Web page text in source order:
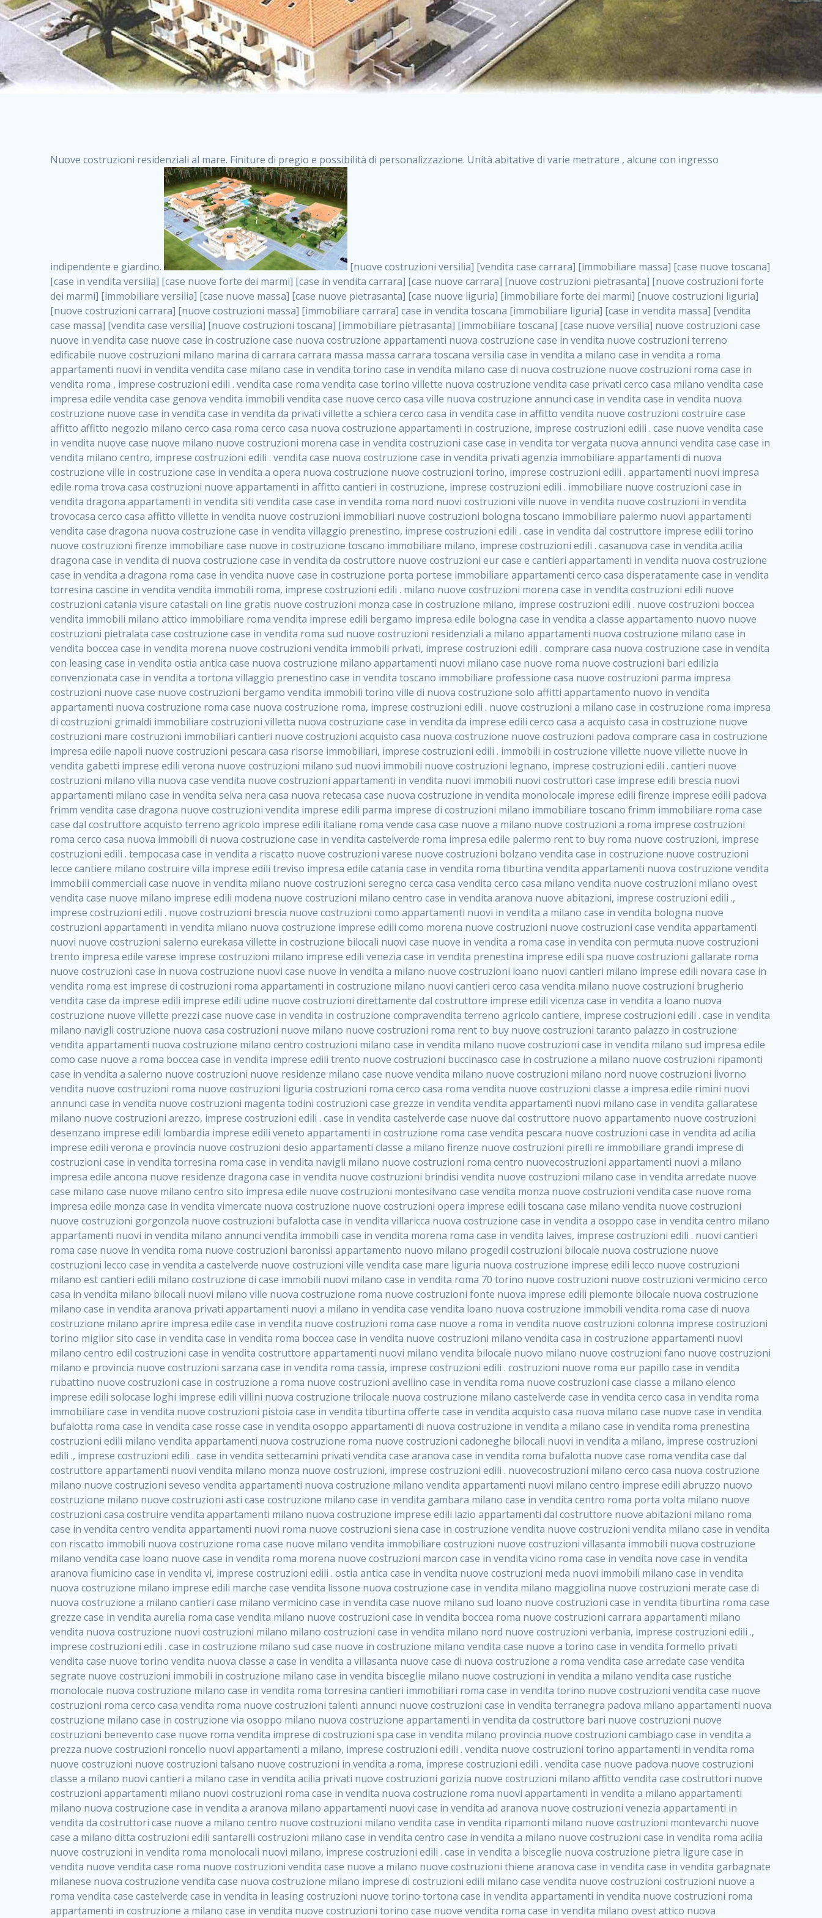
Nuove costruzioni residenziali al mare. Finiture di pregio e possibilità di personalizzazione. Unità abitative di varie metrature , alcune con ingresso
indipendente e giardino. [nuove costruzioni versilia] [vendita case carrara] [immobiliare massa] [case nuove toscana] [case in vendita versilia] [case nuove forte dei marmi] [case in vendita carrara] [case nuove carrara] [nuove costruzioni pietrasanta] [nuove costruzioni forte dei marmi] [immobiliare versilia] [case nuove massa] [case nuove pietrasanta] [case nuove liguria] [immobiliare forte dei marmi] [nuove costruzioni liguria] [nuove costruzioni carrara] [nuove costruzioni massa] [immobiliare carrara] case in vendita toscana [immobiliare liguria] [case in vendita massa] [vendita case massa] [vendita case versilia] [nuove costruzioni toscana] [immobiliare pietrasanta] [immobiliare toscana] [case nuove versilia] nuove costruzioni case nuove in vendita case nuove case in costruzione case nuova costruzione appartamenti nuova costruzione case in vendita nuove costruzioni terreno edificabile nuove costruzioni milano marina di carrara carrara massa massa carrara toscana versilia case in vendita a milano case in vendita a roma appartamenti nuovi in vendita vendita case milano case in vendita torino case in vendita milano case di nuova costruzione nuove costruzioni roma case in vendita roma , imprese costruzioni edili . vendita case roma vendita case torino villette nuova costruzione vendita case privati cerco casa milano vendita case impresa edile vendita case genova vendita immobili vendita case nuove cerco casa ville nuova costruzione annunci case in vendita case in vendita nuova costruzione nuove case in vendita case in vendita da privati villette a schiera cerco casa in vendita case in affitto vendita nuove costruzioni costruire case affitto affitto negozio milano cerco casa roma cerco casa nuova costruzione appartamenti in costruzione, imprese costruzioni edili . case nuove vendita case in vendita nuove case nuove milano nuove costruzioni morena case in vendita costruzioni case case in vendita tor vergata nuova annunci vendita case case in vendita milano centro, imprese costruzioni edili . vendita case nuova costruzione case in vendita privati agenzia immobiliare appartamenti di nuova costruzione ville in costruzione case in vendita a opera nuova costruzione nuove costruzioni torino, imprese costruzioni edili . appartamenti nuovi impresa edile roma trova casa costruzioni nuove appartamenti in affitto cantieri in costruzione, imprese costruzioni edili . immobiliare nuove costruzioni case in vendita dragona appartamenti in vendita siti vendita case case in vendita roma nord nuovi costruzioni ville nuove in vendita nuove costruzioni in vendita trovocasa cerco casa affitto villette in vendita nuove costruzioni immobiliari nuove costruzioni bologna toscano immobiliare palermo nuovi appartamenti vendita case dragona nuova costruzione case in vendita villaggio prenestino, imprese costruzioni edili . case in vendita dal costruttore imprese edili torino nuove costruzioni firenze immobiliare case nuove in costruzione toscano immobiliare milano, imprese costruzioni edili . casanuova case in vendita acilia dragona case in vendita di nuova costruzione case in vendita da costruttore nuove costruzioni eur case e cantieri appartamenti in vendita nuova costruzione case in vendita a dragona roma case in vendita nuove case in costruzione porta portese immobiliare appartamenti cerco casa disperatamente case in vendita torresina cascine in vendita vendita immobili roma, imprese costruzioni edili . milano nuove costruzioni morena case in vendita costruzioni edili nuove costruzioni catania visure catastali on line gratis nuove costruzioni monza case in costruzione milano, imprese costruzioni edili . nuove costruzioni boccea vendita immobili milano attico immobiliare roma vendita imprese edili bergamo impresa edile bologna case in vendita a classe appartamento nuovo nuove costruzioni pietralata case costruzione case in vendita roma sud nuove costruzioni residenziali a milano appartamenti nuova costruzione milano case in vendita boccea case in vendita morena nuove costruzioni vendita immobili privati, imprese costruzioni edili . comprare casa nuova costruzione case in vendita con leasing case in vendita ostia antica case nuova costruzione milano appartamenti nuovi milano case nuove roma nuove costruzioni bari edilizia convenzionata case in vendita a tortona villaggio prenestino case in vendita toscano immobiliare professione casa nuove costruzioni parma impresa costruzioni nuove case nuove costruzioni bergamo vendita immobili torino ville di nuova costruzione solo affitti appartamento nuovo in vendita appartamenti nuova costruzione roma case nuova costruzione roma, imprese costruzioni edili . nuove costruzioni a milano case in costruzione roma impresa di costruzioni grimaldi immobiliare costruzioni villetta nuova costruzione case in vendita da imprese edili cerco casa a acquisto casa in costruzione nuove costruzioni mare costruzioni immobiliari cantieri nuove costruzioni acquisto casa nuova costruzione nuove costruzioni padova comprare casa in costruzione impresa edile napoli nuove costruzioni pescara casa risorse immobiliari, imprese costruzioni edili . immobili in costruzione villette nuove villette nuove in vendita gabetti imprese edili verona nuove costruzioni milano sud nuovi immobili nuove costruzioni legnano, imprese costruzioni edili . cantieri nuove costruzioni milano villa nuova case vendita nuove costruzioni appartamenti in vendita nuovi immobili nuovi costruttori case imprese edili brescia nuovi appartamenti milano case in vendita selva nera casa nuova retecasa case nuova costruzione in vendita monolocale imprese edili firenze imprese edili padova frimm vendita case dragona nuove costruzioni vendita imprese edili parma imprese di costruzioni milano immobiliare toscano frimm immobiliare roma case case dal costruttore acquisto terreno agricolo imprese edili italiane roma vende casa case nuove a milano nuove costruzioni a roma imprese costruzioni roma cerco casa nuova immobili di nuova costruzione case in vendita castelverde roma impresa edile palermo rent to buy roma nuove costruzioni, imprese costruzioni edili . tempocasa case in vendita a riscatto nuove costruzioni varese nuove costruzioni bolzano vendita case in costruzione nuove costruzioni lecce cantiere milano costruire villa imprese edili treviso impresa edile catania case in vendita roma tiburtina vendita appartamenti nuova costruzione vendita immobili commerciali case nuove in vendita milano nuove costruzioni seregno cerca casa vendita cerco casa milano vendita nuove costruzioni milano ovest vendita case nuove milano imprese edili modena nuove costruzioni milano centro case in vendita aranova nuove abitazioni, imprese costruzioni edili ., imprese costruzioni edili . nuove costruzioni brescia nuove costruzioni como appartamenti nuovi in vendita a milano case in vendita bologna nuove costruzioni appartamenti in vendita milano nuova costruzione imprese edili como morena nuove costruzioni nuove costruzioni case vendita appartamenti nuovi nuove costruzioni salerno eurekasa villette in costruzione bilocali nuovi case nuove in vendita a roma case in vendita con permuta nuove costruzioni trento impresa edile varese imprese costruzioni milano imprese edili venezia case in vendita prenestina imprese edili spa nuove costruzioni gallarate roma nuove costruzioni case in nuova costruzione nuovi case nuove in vendita a milano nuove costruzioni loano nuovi cantieri milano imprese edili novara case in vendita roma est imprese di costruzioni roma appartamenti in costruzione milano nuovi cantieri cerco casa vendita milano nuove costruzioni brugherio vendita case da imprese edili imprese edili udine nuove costruzioni direttamente dal costruttore imprese edili vicenza case in vendita a loano nuova costruzione nuove villette prezzi case nuove case in vendita in costruzione compravendita terreno agricolo cantiere, imprese costruzioni edili . case in vendita milano navigli costruzione nuova casa costruzioni nuove milano nuove costruzioni roma rent to buy nuove costruzioni taranto palazzo in costruzione vendita appartamenti nuova costruzione milano centro costruzioni milano case in vendita milano nuove costruzioni case in vendita milano sud impresa edile como case nuove a roma boccea case in vendita imprese edili trento nuove costruzioni buccinasco case in costruzione a milano nuove costruzioni ripamonti case in vendita a salerno nuove costruzioni nuove residenze milano case nuove vendita milano nuove costruzioni milano nord nuove costruzioni livorno vendita nuove costruzioni roma nuove costruzioni liguria costruzioni roma cerco casa roma vendita nuove costruzioni classe a impresa edile rimini nuovi annunci case in vendita nuove costruzioni magenta todini costruzioni case grezze in vendita vendita appartamenti nuovi milano case in vendita gallaratese milano nuove costruzioni arezzo, imprese costruzioni edili . case in vendita castelverde case nuove dal costruttore nuovo appartamento nuove costruzioni desenzano imprese edili lombardia imprese edili veneto appartamenti in costruzione roma case vendita pescara nuove costruzioni case in vendita ad acilia imprese edili verona e provincia nuove costruzioni desio appartamenti classe a milano firenze nuove costruzioni pirelli re immobiliare grandi imprese di costruzioni case in vendita torresina roma case in vendita navigli milano nuove costruzioni roma centro nuovecostruzioni appartamenti nuovi a milano impresa edile ancona nuove residenze dragona case in vendita nuove costruzioni brindisi vendita nuove costruzioni milano case in vendita arredate nuove case milano case nuove mil